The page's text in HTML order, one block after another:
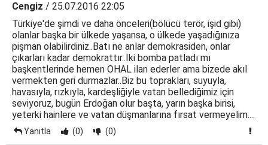
Cengiz / 25.07.2016 22:05
Türkiye'de şimdi ve daha önceleri(bölücü terör, işid gibi)
olanlar başka bir ülkede yaşansa, o ülkede yaşadığınıza
pişman olabilirdiniz..Batı ne anlar demokrasiden, onlar
çıkarları kadar demokrattır..İki bomba patladı mı
başkentlerinde hemen OHAL ilan ederler ama bizede akıl
vermekten geri durmazlar..Biz bu toprakları, suyuyla,
havasıyla, rızkıyla, kardeşliğiyle vatan bellediğimiz için
seviyoruz, bugün Erdoğan olur başta, yarın başka birisi,
yeterki hainlere ve vatan düşmanlarına fırsat vermeyelim....
Yanıtla (0) (0)